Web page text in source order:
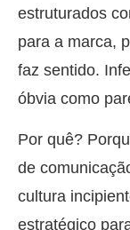
estruturados
para a marca,
faz sentido.
óbvia como
Por quê?
de
cultura
estratégico